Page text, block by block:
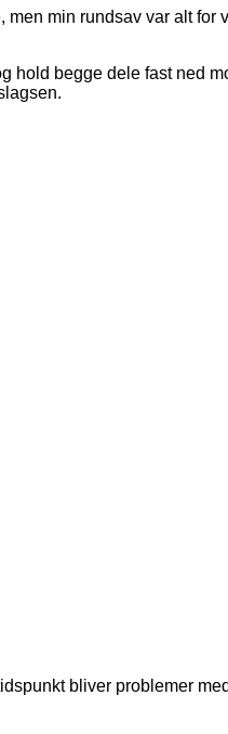
min rundsav var alt
begge dele fast ned
bliver problemer